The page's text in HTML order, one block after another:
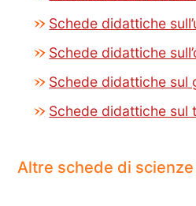
Schede didattiche
Schede didattiche
Schede didattiche sul
Schede didattiche sul
Altre schede di scienze